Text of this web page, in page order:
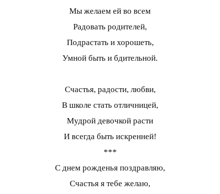
Мы желаем ей во всем
Радовать родителей,
Подрастать и хорошеть,
Умной быть и бдительной.
Счастья, радости, любви,
В школе стать отличницей,
Мудрой девочкой расти
И всегда быть искренней!
***
С днем рожденья поздравляю,
Счастья я тебе желаю,